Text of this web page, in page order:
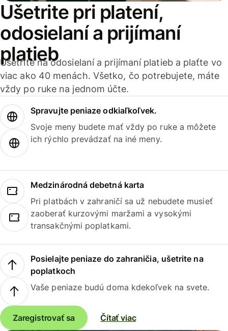
Ušetrite pri platení,
odosielaní a prijímaní
platieb
Ušetrite na odosielaní a prijímaní platieb a plaťte vo
viac ako 40 menách. Všetko, čo potrebujete, máte
vždy po ruke na jednom účte.
Spravujte peniaze odkiaľkoľvek.
Svoje meny budete mať vždy po ruke a môžete
ich rýchlo prevádzať na iné meny.
Medzinárodná debetná karta
Pri platbách v zahraničí sa už nebudete musieť
zaoberať kurzovými maržami a vysokými
transakčnými poplatkami.
Posielajte peniaze do zahraničia, ušetrite na
poplatkoch
Vaše peniaze budú doma kdekoľvek na svete.
Zaregistrovať sa Čítať viac